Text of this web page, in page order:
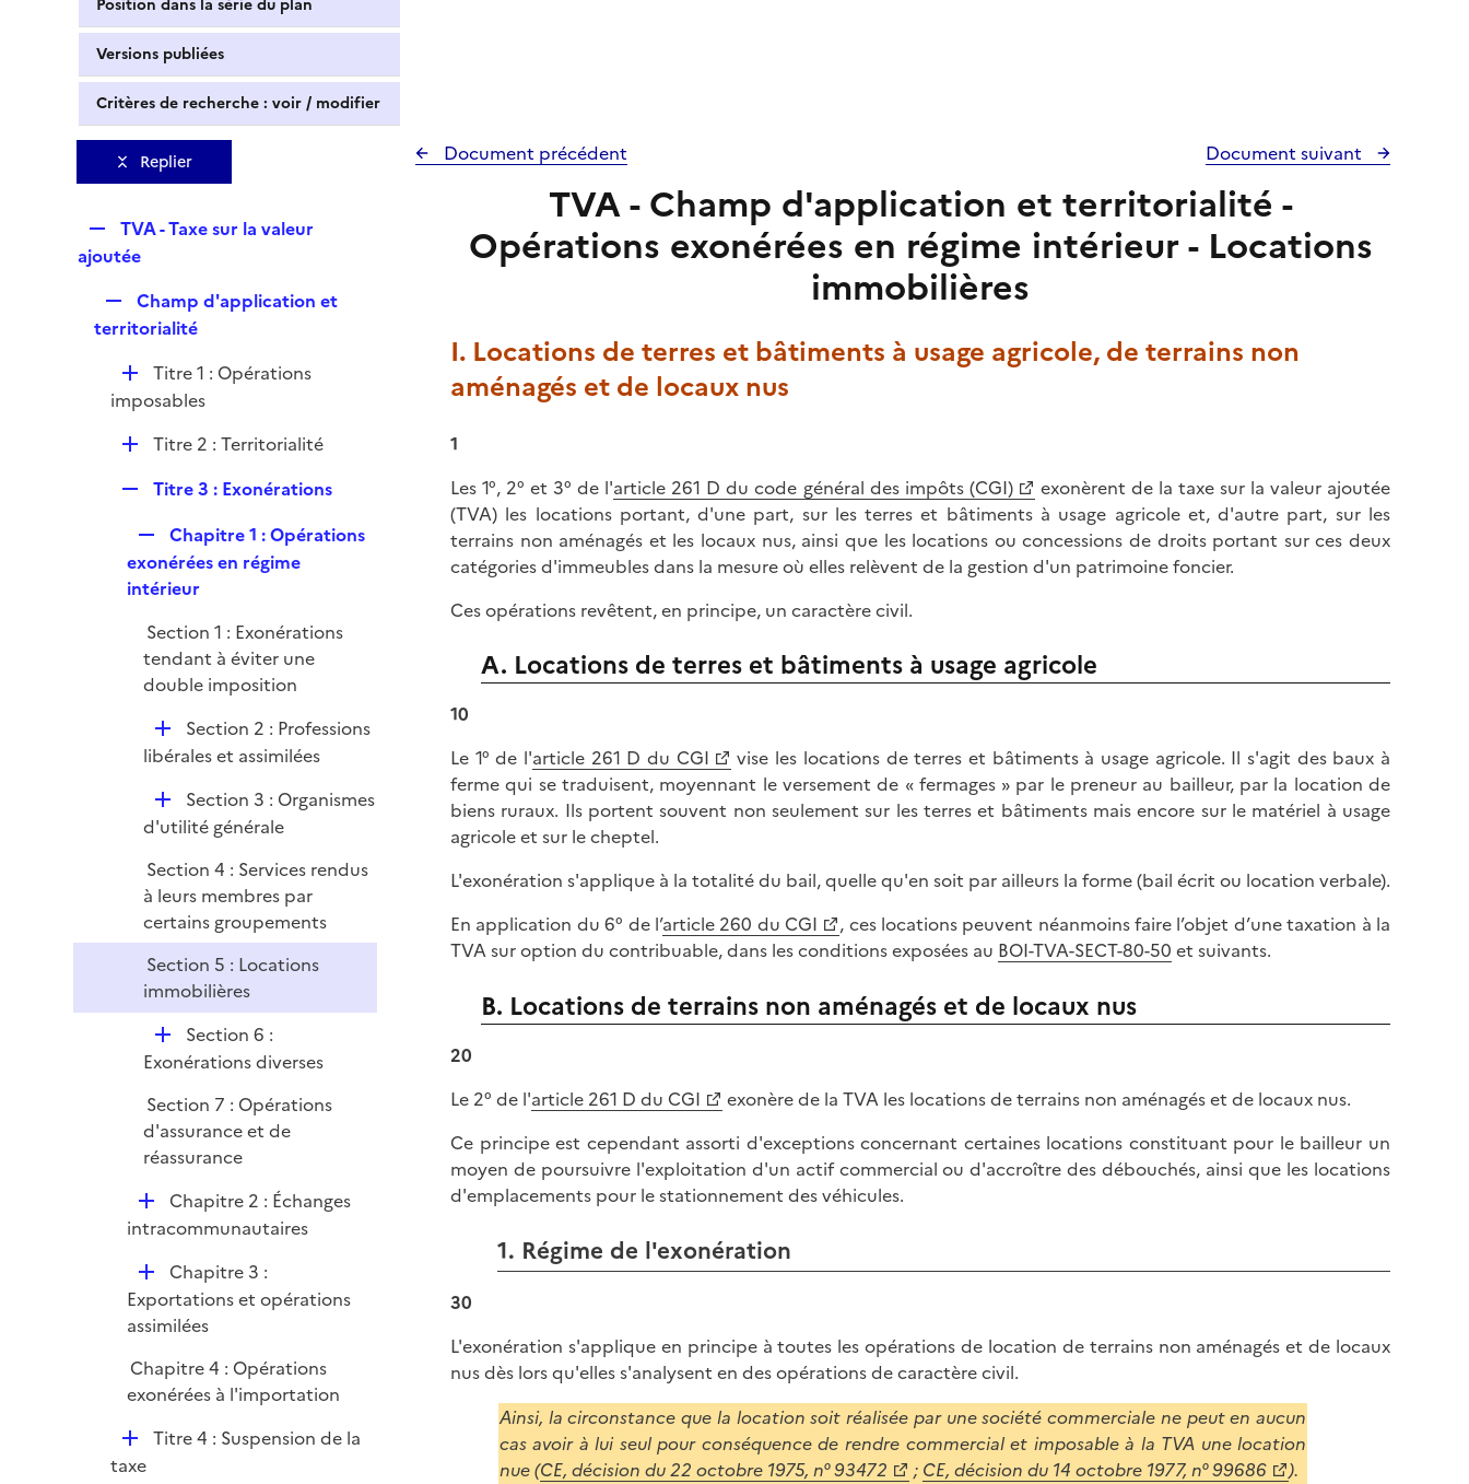
Position dans la série du plan
Versions publiées
Critères de recherche : voir / modifier
Replier
e
l
i
TVA - Taxe sur la valeur
ajoutée
e
l
i
e
r
Champ d'application et
territorialité
D
é
r
Titre 1 : Opérations
imposables
D
e
r
Titre 2 : Territorialité
p
l
i
e
r
Titre 3 : Exonérations
e
p
i
e
r
Chapitre 1 : Opérations
exonérées en régime
intérieur
Section 1 : Exonérations
tendant à éviter une
double imposition
D
é
i
e
r
Section 2 : Professions
libérales et assimilées
D
é
l
i
e
r
Section 3 : Organismes
d'utilité générale
Section 4 : Services rendus
à leurs membres par
certains groupements
Section 5 : Locations
immobilières
D
é
l
i
e
r
Section 6 :
Exonérations diverses
Section 7 : Opérations
d'assurance et de
réassurance
D
é
i
e
Chapitre 2 : Échanges
intracommunautaires
D
é
p
i
e
r
Chapitre 3 :
Exportations et opérations
assimilées
Chapitre 4 : Opérations
exonérées à l'importation
D
é
Titre 4 : Suspension de la
taxe
Document précédent Document suivant
TVA - Champ d'application et territorialité -
Opérations exonérées en régime intérieur - Locations
immobilières
I. Locations de terres et bâtiments à usage agricole, de terrains non
aménagés et de locaux nus
1
Les 1°, 2° et 3° de l'article 261 D du code général des impôts (CGI)
exonèrent de la taxe sur la valeur ajoutée
(TVA) les locations portant, d'une part, sur les terres et bâtiments à usage agricole et, d'autre part, sur les
terrains non aménagés et les locaux nus, ainsi que les locations ou concessions de droits portant sur ces deux
catégories d'immeubles dans la mesure où elles relèvent de la gestion d'un patrimoine foncier.
Ces opérations revêtent, en principe, un caractère civil.
A. Locations de terres et bâtiments à usage agricole
10
Le 1° de l'article 261 D du CGI
vise les locations de terres et bâtiments à usage agricole. Il s'agit des baux à
ferme qui se traduisent, moyennant le versement de « fermages » par le preneur au bailleur, par la location de
biens ruraux. Ils portent souvent non seulement sur les terres et bâtiments mais encore sur le matériel à usage
agricole et sur le cheptel.
L'exonération s'applique à la totalité du bail, quelle qu'en soit par ailleurs la forme (bail écrit ou location verbale).
En application du 6° de l’article 260 du CGI
, ces locations peuvent néanmoins faire l’objet d’une taxation à la
TVA sur option du contribuable, dans les conditions exposées au BOI-TVA-SECT-80-50 et suivants.
B. Locations de terrains non aménagés et de locaux nus
20
Le 2° de l'article 261 D du CGI
exonère de la TVA les locations de terrains non aménagés et de locaux nus.
Ce principe est cependant assorti d'exceptions concernant certaines locations constituant pour le bailleur un
moyen de poursuivre l'exploitation d'un actif commercial ou d'accroître des débouchés, ainsi que les locations
d'emplacements pour le stationnement des véhicules.
1. Régime de l'exonération
30
L'exonération s'applique en principe à toutes les opérations de location de terrains non aménagés et de locaux
nus dès lors qu'elles s'analysent en des opérations de caractère civil.
Ainsi, la circonstance que la location soit réalisée par une société commerciale ne peut en aucun
cas avoir à lui seul pour conséquence de rendre commercial et imposable à la TVA une location
nue (CE, décision du 22 octobre 1975, n° 93472 ; CE, décision du 14 octobre 1977, n° 99686
).